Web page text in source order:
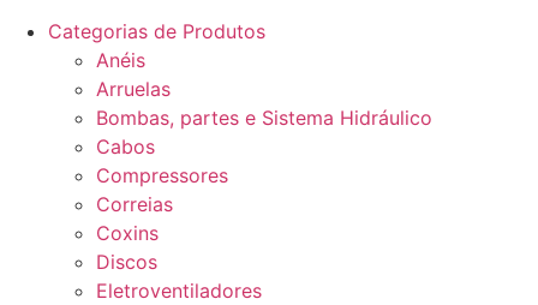
Categorias de Produtos
Anéis
Arruelas
Bombas, partes e Sistema Hidráulico
Cabos
Compressores
Correias
Coxins
Discos
Eletroventiladores